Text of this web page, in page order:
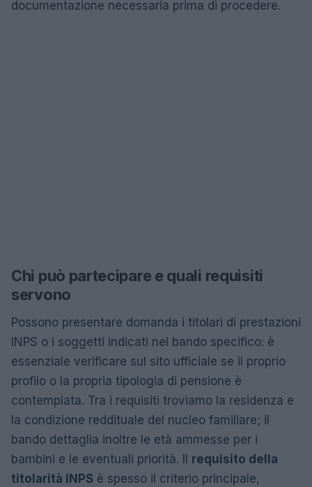
documentazione necessaria prima di procedere.
Chi può partecipare e quali requisiti
servono
Possono presentare domanda i titolari di prestazioni
INPS o i soggetti indicati nel bando specifico: è
essenziale verificare sul sito ufficiale se il proprio
profilo o la propria tipologia di pensione è
contemplata. Tra i requisiti troviamo la residenza e
la condizione reddituale del nucleo familiare; il
bando dettaglia inoltre le età ammesse per i
bambini e le eventuali priorità. Il requisito della
titolarità INPS è spesso il criterio principale,